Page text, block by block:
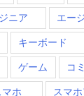
ニア エー
キーボード
ゲーム コ
マホ スマ